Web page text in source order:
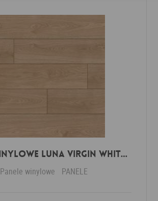
Panele winylowe Luna virgin white 57588 Klasa 34 3 mm
Panele winylowe PANELE